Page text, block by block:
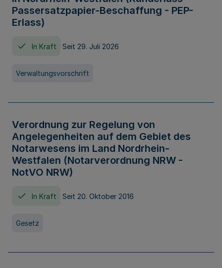
Passersatzpapier-Beschaffung - PEP-
Erlass)
In Kraft Seit 29. Juli 2026
Verwaltungsvorschrift
Verordnung zur Regelung von
Angelegenheiten auf dem Gebiet des
Notarwesens im Land Nordrhein-
Westfalen (Notarverordnung NRW -
NotVO NRW)
In Kraft Seit 20. Oktober 2016
Gesetz